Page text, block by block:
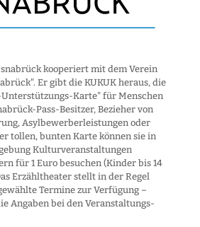
kooperiert mit dem Verein
Er gibt die KUKUK heraus, die
Karte" für Menschen
Pass-Besitzer, Bezieher von
Asyl­bewerber­leistungen oder
tollen, bunten Karte können sie in
Kultur­veranstaltungen
für 1 Euro besuchen (Kinder bis 14
Erzähltheater stellt in der Regel
Termine zur Verfügung –
Angaben bei den Veranstaltungs­